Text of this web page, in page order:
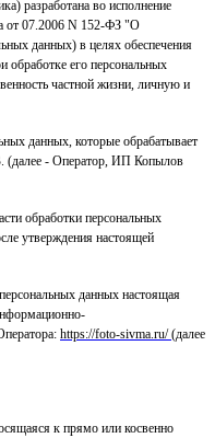
разработана во исполнение
от 07.2006 N 152-ФЗ "О
данных) в целях обеспечения
обработке его персональных
частной жизни, личную и
данных, которые обрабатывает
(далее - Оператор, ИП Копылов
обработки персональных
утверждения настоящей
данных настоящая
https://foto-sivma.ru/(далее
к прямо или косвенно